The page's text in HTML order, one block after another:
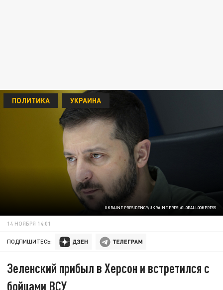
UKRAINE PRESIDENCY/UKRAINE PRESI/GLOBALLOOKPRESS
ПОЛИТИКА УКРАИНА
14 НОЯБРЯ 14:01
ПОДПИШИТЕСЬ:
Зеленский прибыл в Херсон и встретился с
бойцами ВСУ